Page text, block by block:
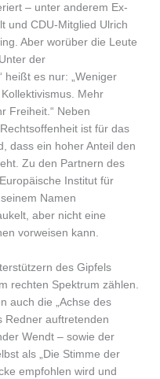
– unter anderem Ex-
und CDU-Mitglied Ulrich
Aber worüber die Leute
der
heißt es nur: „Weniger
Mehr
Freiheit.“ Neben
ist für das
dass ein hoher Anteil den
Zu den Partnern des
Institut für
Namen
aber nicht eine
vorweisen kann.
des Gipfels
rechten Spektrum zählen.
auch die „Achse des
Redner auftretenden
Wendt – sowie der
als „Die Stimme der
empfohlen wird und